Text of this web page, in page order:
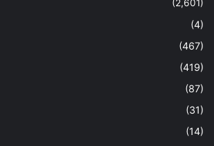
(2,601)
(4)
(467)
(419)
(87)
(31)
(14)